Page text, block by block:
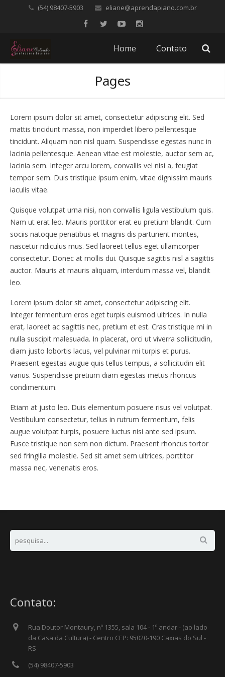
(54) 98407-5903 eliane@aprendapiano.com.br
Home Contato
Pages
Lorem ipsum dolor sit amet, consectetur adipiscing elit. Sed
mattis tincidunt massa, non imperdiet libero pellentesque
tincidunt. Aliquam non nisl quam. Suspendisse egestas nunc in
lacinia pellentesque. Aenean vitae est molestie, auctor sem ac,
lacinia sem. Integer arcu lorem, convallis vel nisi a, feugiat
tempor sem. Duis tristique ipsum enim, vitae dignissim mauris
iaculis vitae.
Quisque volutpat urna nisi, non convallis ligula vestibulum quis.
Nam ut erat leo. Mauris porttitor erat eu pretium blandit. Cum
sociis natoque penatibus et magnis dis parturient montes,
nascetur ridiculus mus. Sed laoreet tellus eget ullamcorper
consectetur. Donec at mollis dui. Quisque sagittis nisl a sagittis
auctor. Mauris at mauris aliquam, interdum massa vel, blandit
leo.
Lorem ipsum dolor sit amet, consectetur adipiscing elit.
Integer fermentum eros eget turpis euismod ultrices. In nulla
erat, laoreet ac sagittis nec, pretium et est. Cras tristique mi in
nulla suscipit malesuada. In placerat, orci ut viverra sollicitudin,
diam justo lobortis lacus, vel pulvinar mi turpis et purus.
Praesent egestas augue quis tellus tempus, a sollicitudin elit
varius. Suspendisse pretium diam egestas metus rhoncus
condimentum.
Etiam at justo leo. Duis elementum posuere risus vel volutpat.
Vestibulum consectetur, tellus in rutrum fermentum, felis
augue volutpat turpis, posuere luctus nisi ante sed ipsum.
Fusce tristique non sem non dictum. Praesent rhoncus tortor
sed fringilla molestie. Sed sit amet sem ultrices, porttitor
massa nec, venenatis eros.
Contato:
Rua Doutor Montaury, nº 1355, sala 104 - 1º andar - (ao lado
da Casa da Cultura) - Centro CEP: 95020-190 Caxias do Sul -
RS
(54) 98407-5903